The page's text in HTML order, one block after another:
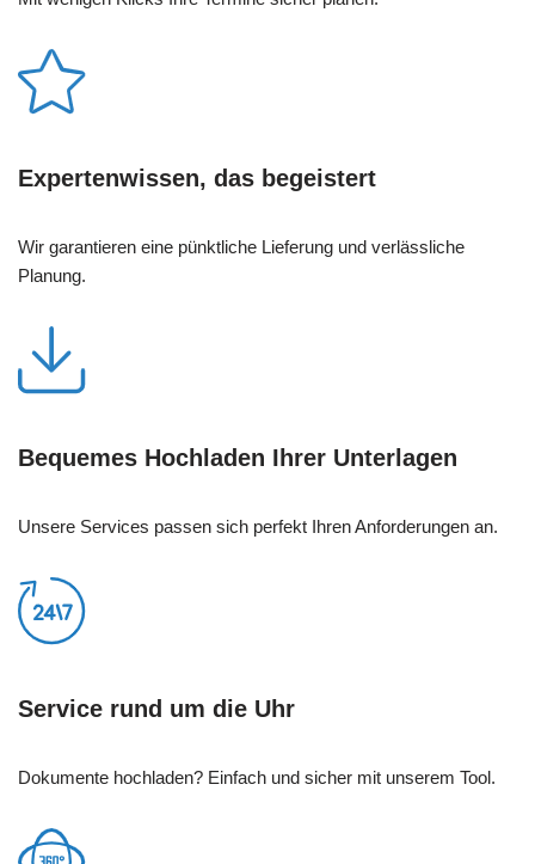
Expertenwissen, das begeistert
Wir garantieren eine pünktliche Lieferung und verlässliche
Planung.
Bequemes Hochladen Ihrer Unterlagen
Unsere Services passen sich perfekt Ihren Anforderungen an.
Service rund um die Uhr
Dokumente hochladen? Einfach und sicher mit unserem Tool.